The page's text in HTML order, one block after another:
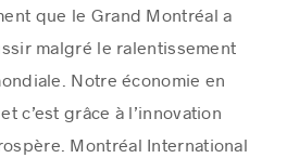
que le Grand Montréal a
malgré le ralentissement
Notre économie en
c’est grâce à l’innovation
Montréal International